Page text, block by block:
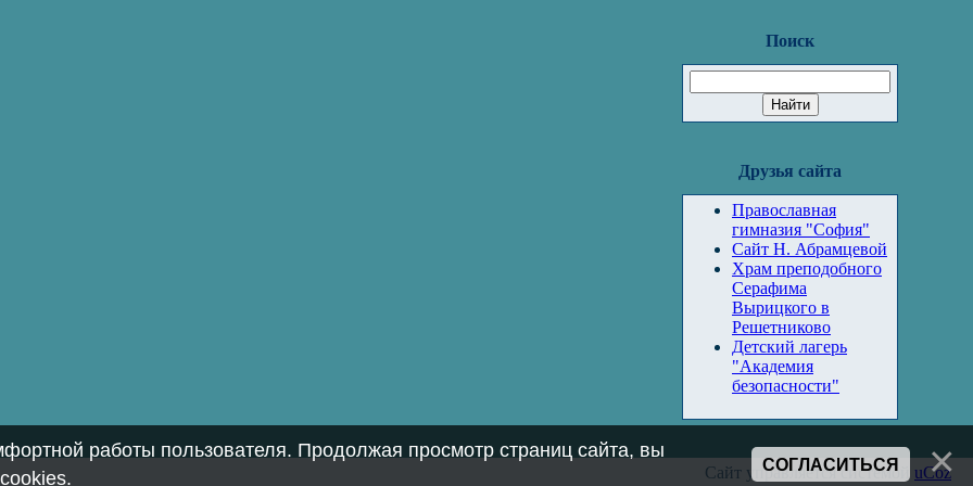
Поиск
Друзья сайта
Православная
гимназия "София"
Сайт Н. Абрамцевой
Храм преподобного
Серафима
Вырицкого в
Решетниково
Детский лагерь
"Академия
безопасности"
Сайт управляется системой uCoz
работы пользователя. Продолжая просмотр страниц сайта, вы
.
СОГЛАСИТЬСЯ